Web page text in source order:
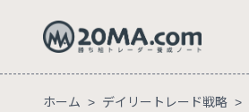
ホーム > デイリートレード戦略 >